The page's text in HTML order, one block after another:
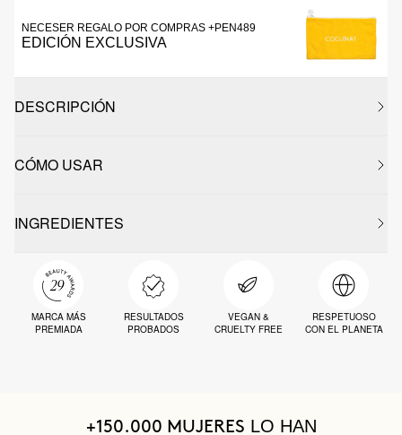
NECESER REGALO POR COMPRAS +PEN489
EDICIÓN EXCLUSIVA
DESCRIPCIÓN
CÓMO USAR
INGREDIENTES
MARCA MÁS
PREMIADA
RESULTADOS
PROBADOS
VEGAN &
CRUELTY FREE
RESPETUOSO
CON EL PLANETA
+150.000 MUJERES LO HAN